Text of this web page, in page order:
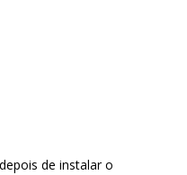
de instalar o